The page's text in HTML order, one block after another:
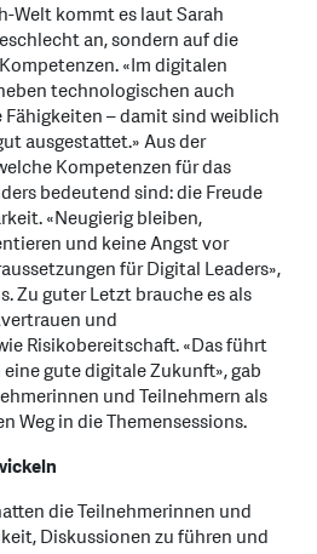
Welt kommt es laut Sarah
an, sondern auf die
«Im digitalen
technologischen auch
– damit sind weiblich
ausgestattet.» Aus der
Kompetenzen für das
bedeutend sind: die Freude
«Neugierig bleiben,
und keine Angst vor
für Digital Leaders»,
Zu guter Letzt brauche es als
und
Risikobereitschaft. «Das führt
gute digitale Zukunft», gab
und Teilnehmern als
Weg in die Themensessions.
die Teilnehmerinnen und
Diskussionen zu führen und